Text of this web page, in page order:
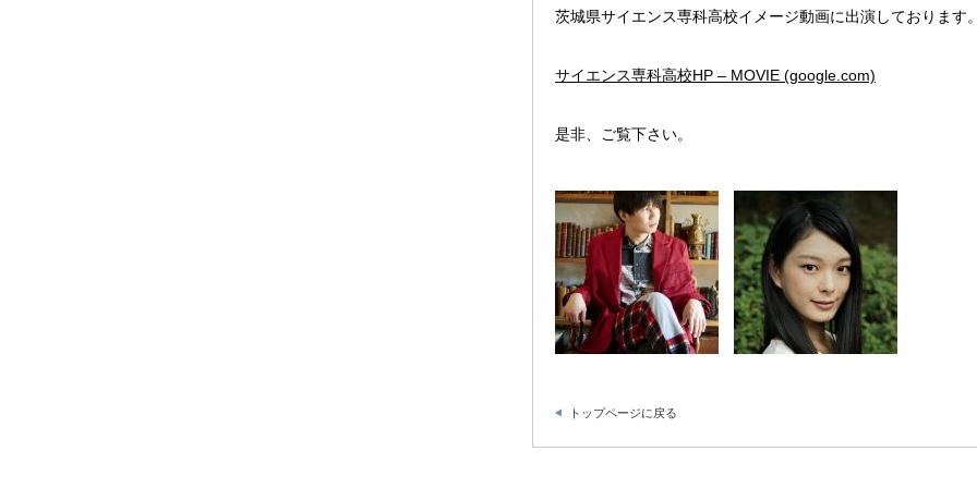
茨城県サイエンス専科高校イメージ動画に出演しております
サイエンス専科高校HP – MOVIE (google.com)
是非、ご覧下さい。
トップページに戻る